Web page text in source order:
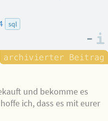
sql
–
und bekomme es
ich, dass es mit eurer